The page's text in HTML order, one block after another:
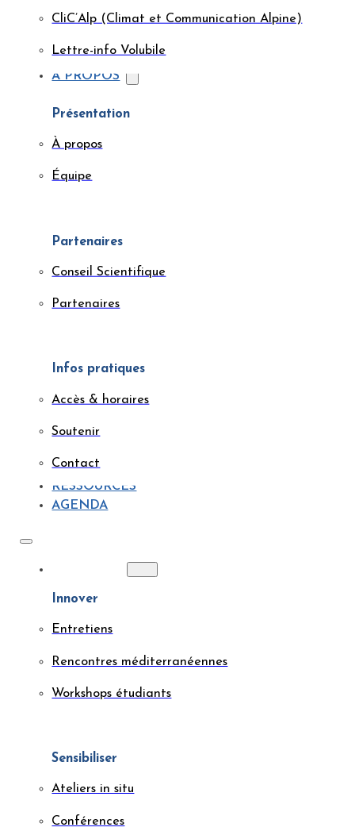
CliC’Alp (Climat et Communication Alpine)
Lettre-info Volubile
À PROPOS
Présentation
À propos
Équipe
Partenaires
Conseil Scientifique
Partenaires
Infos pratiques
Accès & horaires
Soutenir
Contact
RESSOURCES
AGENDA
Innover
Entretiens
Rencontres méditerranéennes
Workshops étudiants
Sensibiliser
Ateliers in situ
Conférences